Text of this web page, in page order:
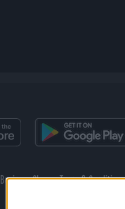
Business Class Terms & Conditions